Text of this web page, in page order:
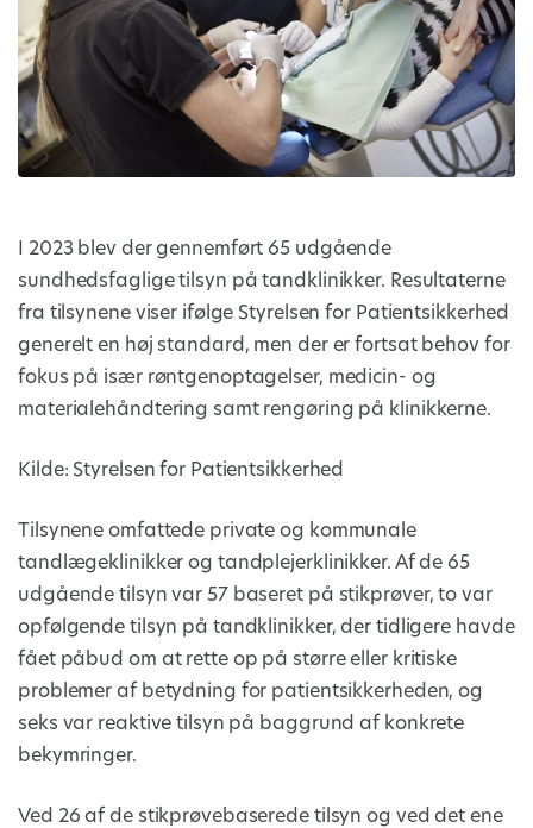
I 2023 blev der gennemført 65 udgående
sundhedsfaglige tilsyn på tandklinikker. Resultaterne
fra tilsynene viser ifølge Styrelsen for Patientsikkerhed
generelt en høj standard, men der er fortsat behov for
fokus på især røntgenoptagelser, medicin- og
materialehåndtering samt rengøring på klinikkerne.
Kilde: Styrelsen for Patientsikkerhed
Tilsynene omfattede private og kommunale
tandlægeklinikker og tandplejerklinikker. Af de 65
udgående tilsyn var 57 baseret på stikprøver, to var
opfølgende tilsyn på tandklinikker, der tidligere havde
fået påbud om at rette op på større eller kritiske
problemer af betydning for patientsikkerheden, og
seks var reaktive tilsyn på baggrund af konkrete
bekymringer.
Ved 26 af de stikprøvebaserede tilsyn og ved det ene